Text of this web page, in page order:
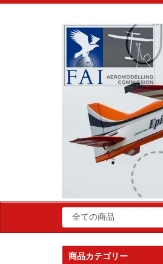
商品カテゴリー